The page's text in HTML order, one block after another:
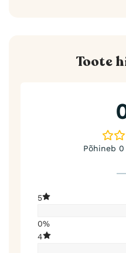
Toote
Põhineb
5
0%
4